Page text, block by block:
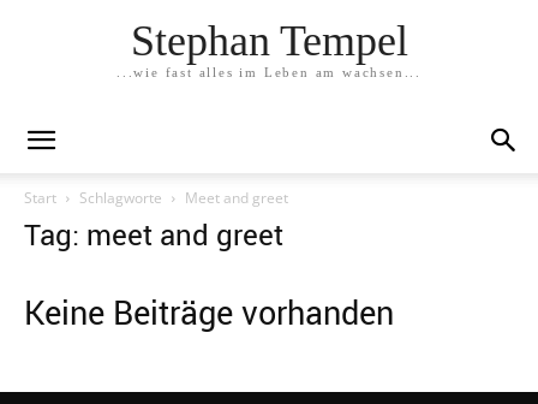
Stephan Tempel
...wie fast alles im Leben am wachsen...
Start Schlagworte Meet and greet
Tag: meet and greet
Keine Beiträge vorhanden